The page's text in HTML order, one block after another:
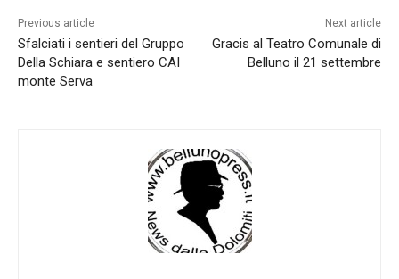
Previous article
Sfalciati i sentieri del Gruppo
Della Schiara e sentiero CAI
monte Serva
Next article
Gracis al Teatro Comunale di
Belluno il 21 settembre